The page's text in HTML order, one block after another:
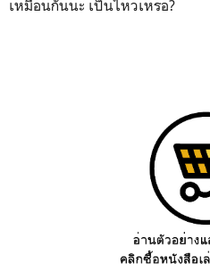
เหมือนกันนะ เป็นไหวเหรอ?